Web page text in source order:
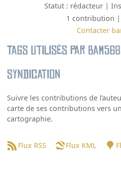
Statut : rédacteur |
1 contribution |
Contacter
Tags utilisés par
Syndication
Suivre les contributions de
carte de ses contributions vers
cartographie.
Flux RSS Flux KML